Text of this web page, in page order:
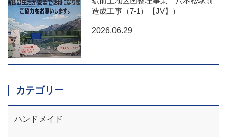
造成工事（7-1）【JV】）
2026.06.29
カテゴリー
ハンドメイド